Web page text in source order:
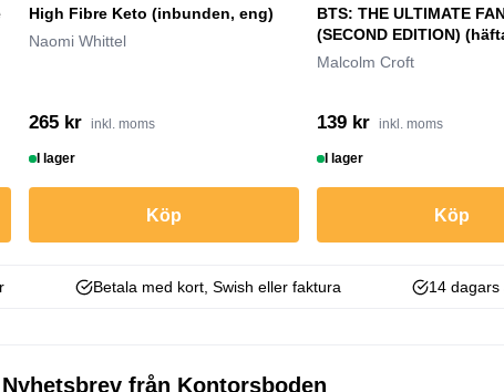
High Fibre Keto (inbunden, eng)
Naomi Whittel
265 kr inkl. moms
I lager
Köp
BTS: THE ULTIMATE
(SECOND EDITION)
Malcolm Croft
139 kr inkl. moms
I lager
Köp
Betala med kort, Swish eller faktura 14
Nyhetsbrev från Kontorsboden